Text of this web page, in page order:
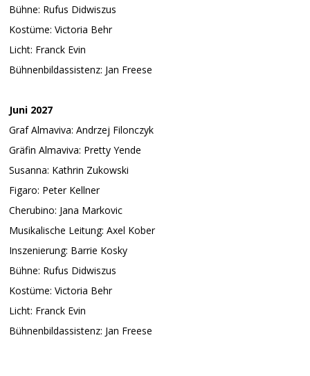
Bühne: Rufus Didwiszus
Kostüme: Victoria Behr
Licht: Franck Evin
Bühnenbildassistenz: Jan Freese
Juni 2027
Graf Almaviva: Andrzej Filonczyk
Gräfin Almaviva: Pretty Yende
Susanna: Kathrin Zukowski
Figaro: Peter Kellner
Cherubino: Jana Markovic
Musikalische Leitung: Axel Kober
Inszenierung: Barrie Kosky
Bühne: Rufus Didwiszus
Kostüme: Victoria Behr
Licht: Franck Evin
Bühnenbildassistenz: Jan Freese